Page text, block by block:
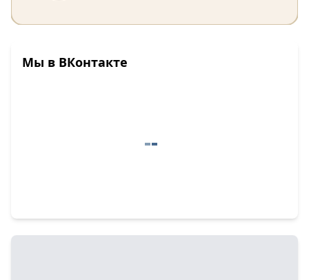
Мы в ВКонтакте